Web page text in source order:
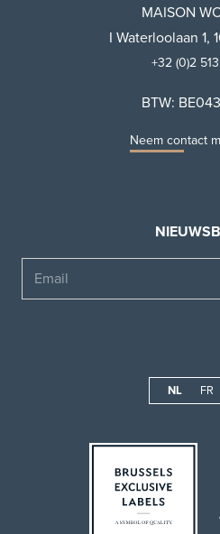
MAISON
I Waterloolaan 1,
+32 (0)2
BTW:
Neem contact
NL FR